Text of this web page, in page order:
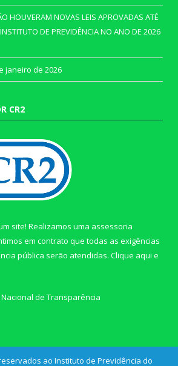
HOUVERAM NOVAS LEIS APROVADAS ATÉ
DE PREVIDÊNCIA NO ANO DE 2026
janeiro de 2026
CR2
site! Realizamos uma assessoria
em contrato que todas as exigências
pública serão atendidas. Clique aqui e
de Transparência
ao Instituto de Previdência do